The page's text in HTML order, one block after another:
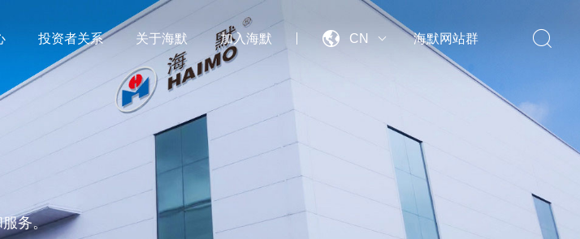
投资者关系 关于海默 加入海默  CN 海默网站群 
务。